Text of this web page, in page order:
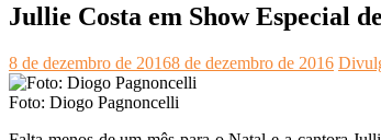
Jullie Costa em Show Especial
8 de dezembro de 20168 de dezembro de 2016
Foto: Diogo Pagnoncelli